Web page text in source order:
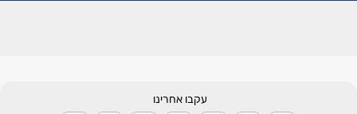
עקבו אחרינו